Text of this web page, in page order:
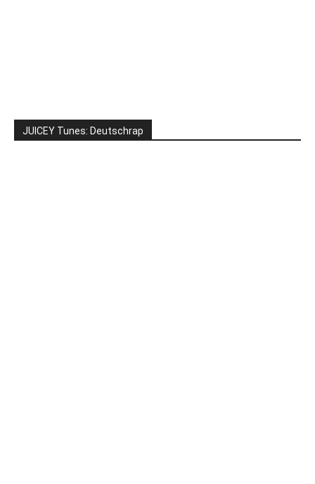
JUICEY Tunes: Deutschrap